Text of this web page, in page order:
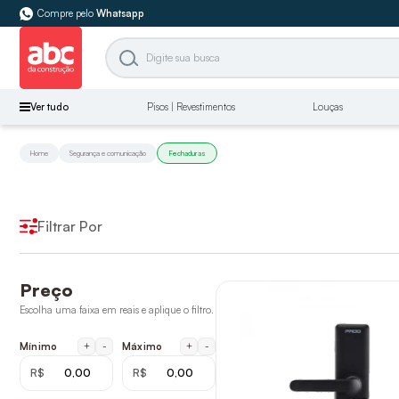
Compre pelo Whatsapp
Ver tudo Pisos | Revestimentos Louças
Home Segurança e comunicação Fechaduras
Filtrar Por
Preço
Escolha uma faixa em reais e aplique o filtro.
Mínimo + -
R$
Máximo + -
R$